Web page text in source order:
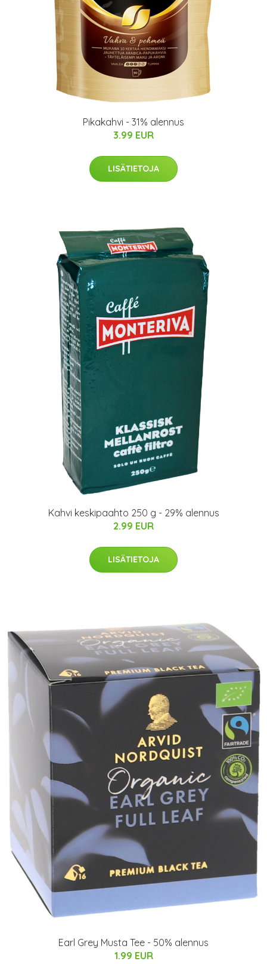
Pikakahvi - 31% alennus
3.99 EUR
LISÄTIETOJA
Kahvi keskipaahto 250 g - 29% alennus
2.99 EUR
LISÄTIETOJA
Earl Grey Musta Tee - 50% alennus
1.99 EUR